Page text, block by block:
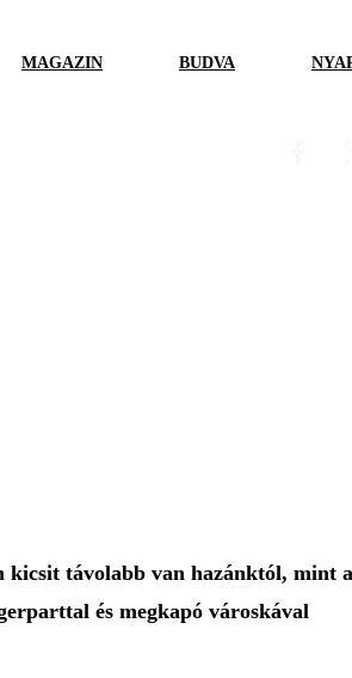
MAGAZIN BUDVA
kicsit távolabb van hazánktól, mint a
és megkapó városkával